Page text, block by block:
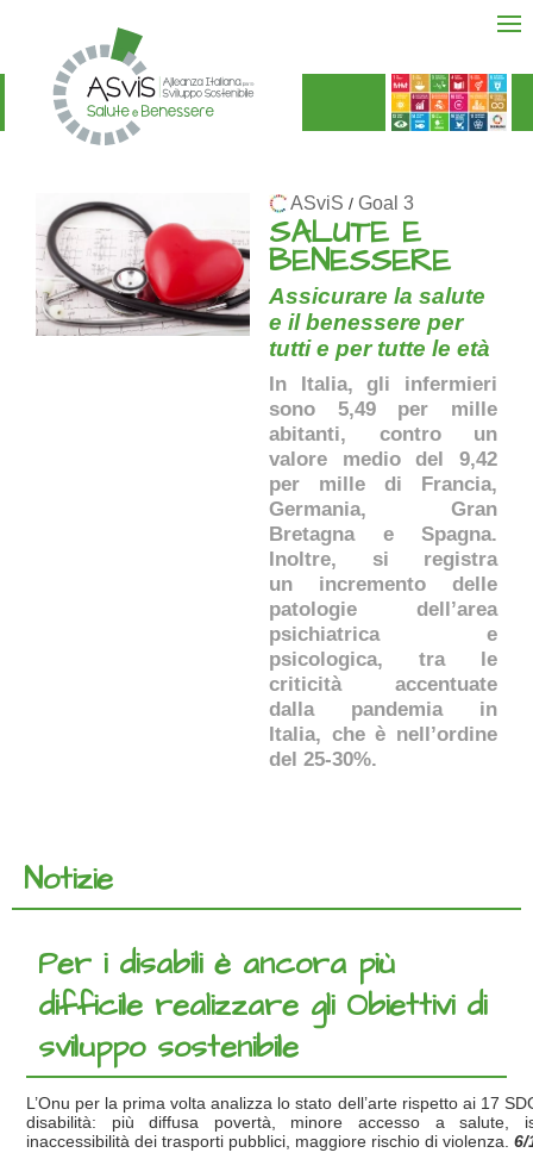
ASviS / Goal 3
SALUTE E
BENESSERE
Assicurare la salute
e il benessere per
tutti e per tutte le età
In Italia, gli infermieri
sono 5,49 per mille
abitanti, contro un
valore medio del 9,42
per mille di Francia,
Germania, Gran
Bretagna e Spagna.
Inoltre, si registra
un incremento delle
patologie dell’area
psichiatrica e
psicologica, tra le
criticità accentuate
dalla pandemia in
Italia, che è nell’ordine
del 25-30%.
Notizie
Per i disabili è ancora più
difficile realizzare gli Obiettivi di
sviluppo sostenibile
L’Onu per la prima volta analizza lo stato dell’arte rispetto ai 17
disabilità: più diffusa povertà, minore accesso a salute,
inaccessibilità dei trasporti pubblici, maggiore rischio di violenza. 6/